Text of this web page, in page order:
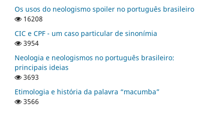
Os usos do neologismo spoiler no português brasileiro
16208
CIC e CPF - um caso particular de sinonímia
3954
Neologia e neologismos no português brasileiro:
principais ideias
3693
Etimologia e história da palavra “macumba”
3566